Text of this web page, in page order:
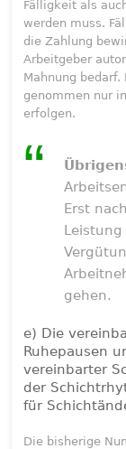
Fälligkeit als
werden muss.
die Zahlung
Arbeitgeber
Mahnung
genommen nur
erfolgen.
Erst
gehen.
e) Die
Ruhepausen
vereinbarter
der
für
Die bisherige